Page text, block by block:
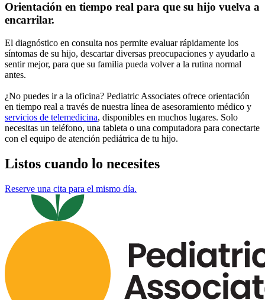
Orientación en tiempo real para que su hijo vuelva a
encarrilar.
El diagnóstico en consulta nos permite evaluar rápidamente los
síntomas de su hijo, descartar diversas preocupaciones y ayudarlo a
sentir mejor, para que su familia pueda volver a la rutina normal
antes.
¿No puedes ir a la oficina? Pediatric Associates ofrece orientación
en tiempo real a través de nuestra línea de asesoramiento médico y
servicios de telemedicina, disponibles en muchos lugares. Solo
necesitas un teléfono, una tableta o una computadora para conectarte
con el equipo de atención pediátrica de tu hijo.
Listos cuando lo necesites
Reserve una cita para el mismo día.